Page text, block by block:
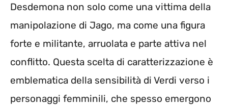
Desdemona non solo come una vittima della
manipolazione di Jago, ma come una figura
forte e militante, arruolata e parte attiva nel
conflitto. Questa scelta di caratterizzazione è
emblematica della sensibilità di Verdi verso i
personaggi femminili, che spesso emergono